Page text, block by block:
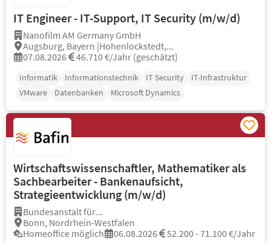
IT Engineer - IT-Support, IT Security (m/w/d)
Nanofilm AM Germany GmbH
Augsburg, Bayern |Hohenlockstedt,...
07.08.2026
46.710 €/Jahr (geschätzt)
Informatik Informationstechnik IT Security
IT-Infrastruktur
VMware
Datenbanken Microsoft Dynamics
Wirtschaftswissenschaftler, Mathematiker als
Sachbearbeiter - Bankenaufsicht,
Strategieentwicklung (m/w/d)
Bundesanstalt für...
Bonn, Nordrhein-Westfalen
Homeoffice möglich
06.08.2026 52.200 - 71.100 €/Jahr